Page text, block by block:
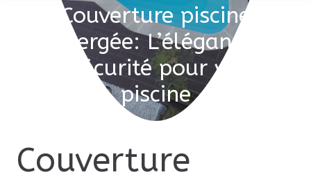
Couverture piscine
immergée: L’élégance et
la sécurité pour votre
piscine
Couverture